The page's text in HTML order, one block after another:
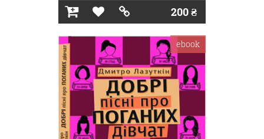
200 ₴
ebook